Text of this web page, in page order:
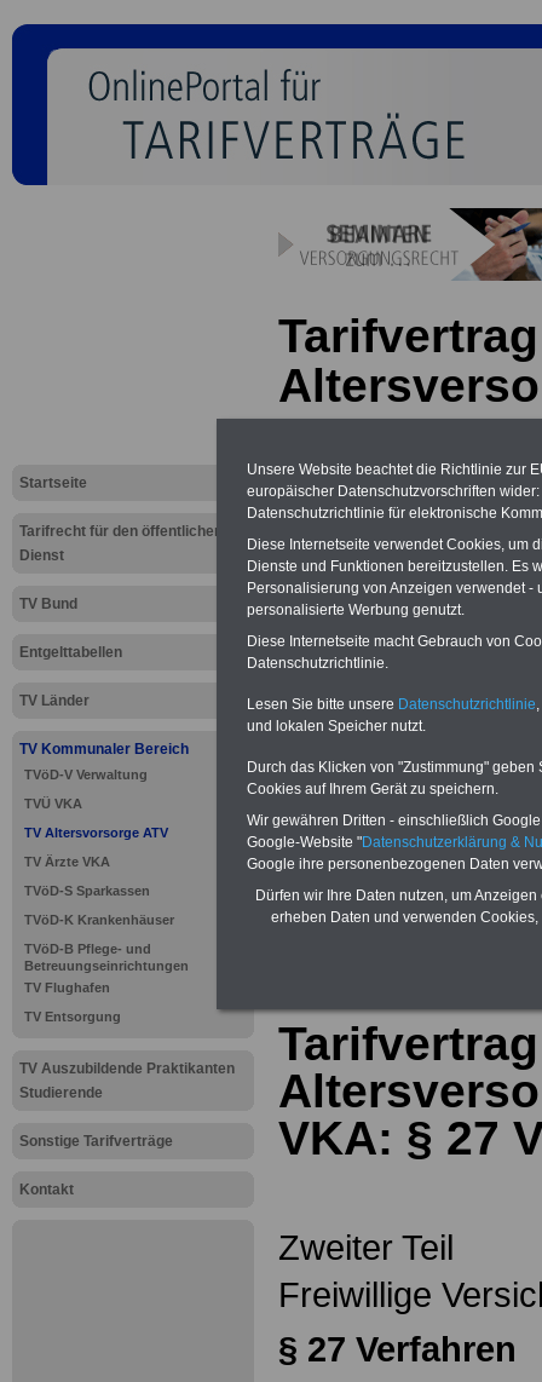
Startseite
Tarifrecht für den öffentlichen
Dienst
TV Bund
Entgelttabellen
TV Länder
TV Kommunaler Bereich
TVöD-V Verwaltung
TVÜ VKA
TV Altersvorsorge ATV
TV Ärzte VKA
TVöD-S Sparkassen
TVöD-K Krankenhäuser
TVöD-B Pflege- und
Betreuungseinrichtungen
TV Flughafen
TV Entsorgung
TV Auszubildende Praktikanten
Studierende
Sonstige Tarifverträge
Kontakt
Tarifvertrag
VKA: § 27
Neu aufgelegt: Oktober
>>>zur
Tarifvertrag
VKA: § 27
Zweiter Teil
Freiwillige
§ 27 Verfahren
Unsere Website beachtet die Richtlinie zur
europäischer Datenschutzvorschriften
Datenschutzrichtlinie für elektronische
Diese Internetseite verwendet Cookies, um
Dienste und Funktionen bereitzustellen. Es
Personalisierung von Anzeigen verwendet
personalisierte Werbung genutzt.
Diese Internetseite macht Gebrauch von
Datenschutzrichtlinie.
Lesen Sie bitte unsere Datenschutzrichtlinie
und lokalen Speicher nutzt.
Durch das Klicken von "Zustimmung"
Cookies auf Ihrem Gerät zu speichern.
Wir gewähren Dritten - einschließlich
Google-Website "Datenschutzerklärung &
Google ihre personenbezogenen Daten
Dürfen wir Ihre Daten nutzen, um
erheben Daten und verwenden